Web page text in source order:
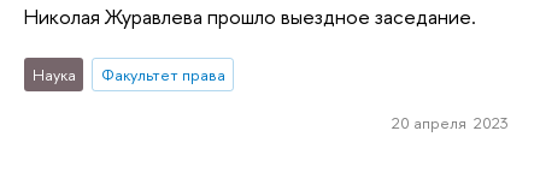
Николая Журавлева прошло выездное заседание.
Наука Факультет права
20 апреля 2023